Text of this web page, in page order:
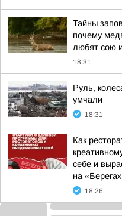
Тайны
почему
любят сою
18:31
Руль,
умчали
18:31
Как
себе и
на
18:26